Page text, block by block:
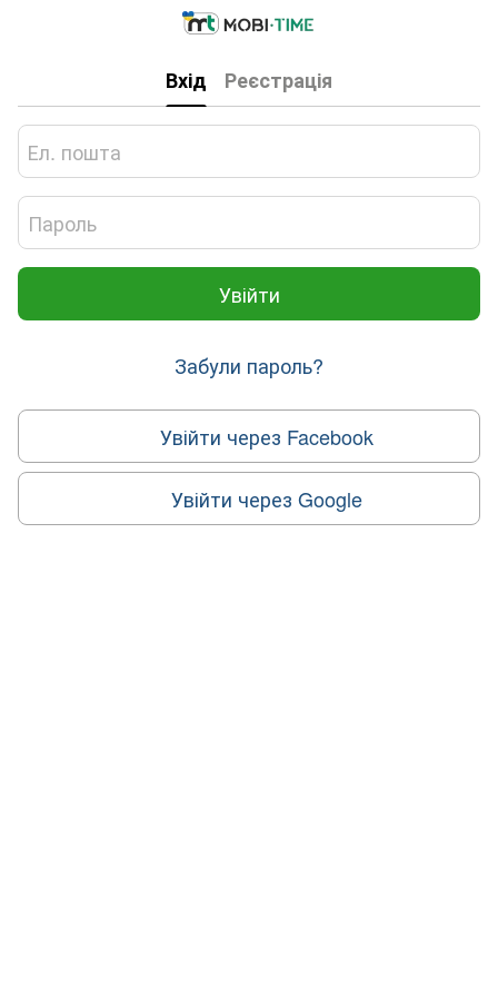
Вхід Реєстрація
Увійти
Забули пароль?
Увійти через Facebook
Увійти через Google